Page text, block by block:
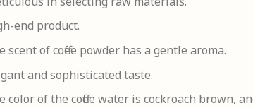
end product.
scent of coffee powder has a gentle aroma.
and sophisticated taste.
color of the coffee water is cockroach brown,